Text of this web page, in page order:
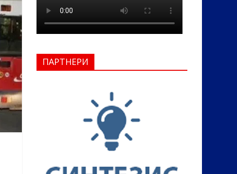
ПАРТНЕРИ